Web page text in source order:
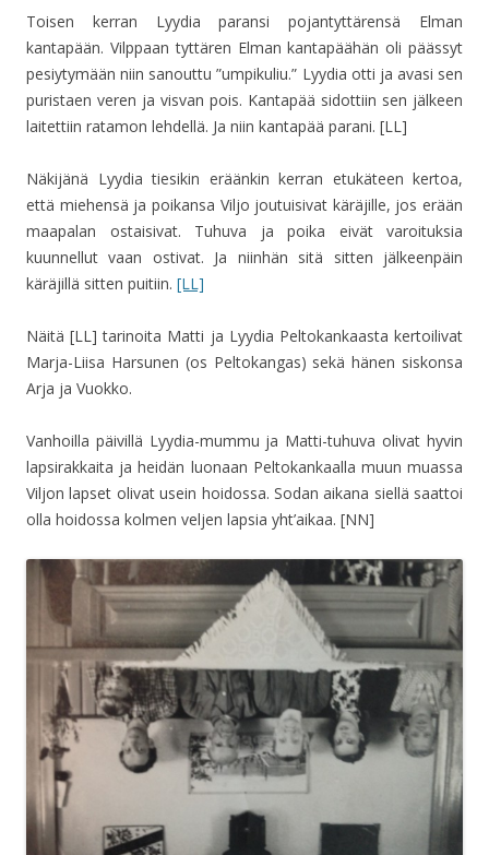
Toisen kerran Lyydia paransi pojantyttärensä Elman
kantapään. Vilppaan tyttären Elman kantapäähän oli päässyt
pesiytymään niin sanouttu ”umpikuliu.” Lyydia otti ja avasi sen
puristaen veren ja visvan pois. Kantapää sidottiin sen jälkeen
laitettiin ratamon lehdellä. Ja niin kantapää parani. [LL]
Näkijänä Lyydia tiesikin eräänkin kerran etukäteen kertoa,
että miehensä ja poikansa Viljo joutuisivat käräjille, jos erään
maapalan ostaisivat. Tuhuva ja poika eivät varoituksia
kuunnellut vaan ostivat. Ja niinhän sitä sitten jälkeenpäin
käräjillä sitten puitiin. [LL]
Näitä [LL] tarinoita Matti ja Lyydia Peltokankaasta kertoilivat
Marja-Liisa Harsunen (os Peltokangas) sekä hänen siskonsa
Arja ja Vuokko.
Vanhoilla päivillä Lyydia-mummu ja Matti-tuhuva olivat hyvin
lapsirakkaita ja heidän luonaan Peltokankaalla muun muassa
Viljon lapset olivat usein hoidossa. Sodan aikana siellä saattoi
olla hoidossa kolmen veljen lapsia yht’aikaa. [NN]